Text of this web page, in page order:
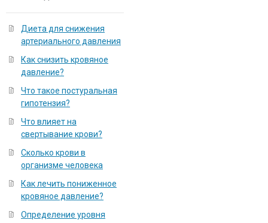
Диета для снижения
артериального давления
Как снизить кровяное
давление?
Что такое постуральная
гипотензия?
Что влияет на
свертывание крови?
Сколько крови в
организме человека
Как лечить пониженное
кровяное давление?
Определение уровня